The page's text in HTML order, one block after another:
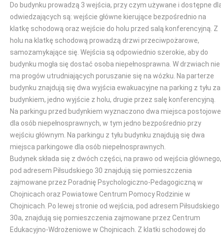
Do budynku prowadzą 3 wejścia, przy czym używane i dostępne
odwiedzających są: wejście główne kierujące bezpośrednio na
klatkę schodową oraz wejście do holu przed salą konferencyjną. Z
holu na klatkę schodową prowadzą drzwi przeciwpożarowe,
samozamykające się. Wejścia są odpowiednio szerokie, aby do
budynku mogła się dostać osoba niepełnosprawna. W drzwiach nie
ma progów utrudniających poruszanie się na wózku. Na parterze
budynku znajdują się dwa wyjścia ewakuacyjne na parking z tyłu za
budynkiem, jedno wyjście z holu, drugie przez salę konferencyjną.
Na parkingu przed budynkiem wyznaczono dwa miejsca postojowe
dla osób niepełnosprawnych, w tym jedno bezpośrednio przy
wejściu głównym. Na parkingu z tyłu budynku znajdują się dwa
miejsca parkingowe dla osób niepełnosprawnych.
Budynek składa się z dwóch części, na prawo od wejścia głównego,
pod adresem Piłsudskiego 30 znajdują się pomieszczenia
zajmowane przez Poradnię Psychologiczno-Pedagogiczną w
Chojnicach oraz Powiatowe Centrum Pomocy Rodzinie w
Chojnicach. Po lewej stronie od wejścia, pod adresem Piłsudskiego
30a, znajdują się pomieszczenia zajmowane przez Centrum
Edukacyjno-Wdrożeniowe w Chojnicach. Z klatki schodowej do